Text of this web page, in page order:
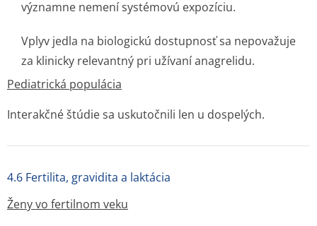
významne nemení systémovú expozíciu.
Vplyv jedla na biologickú dostupnosť sa nepovažuje
za klinicky relevantný pri užívaní anagrelidu.
Pediatrická populácia
Interakčné štúdie sa uskutočnili len u dospelých.
4.6 Fertilita, gravidita a laktácia
Ženy vo fertilnom veku